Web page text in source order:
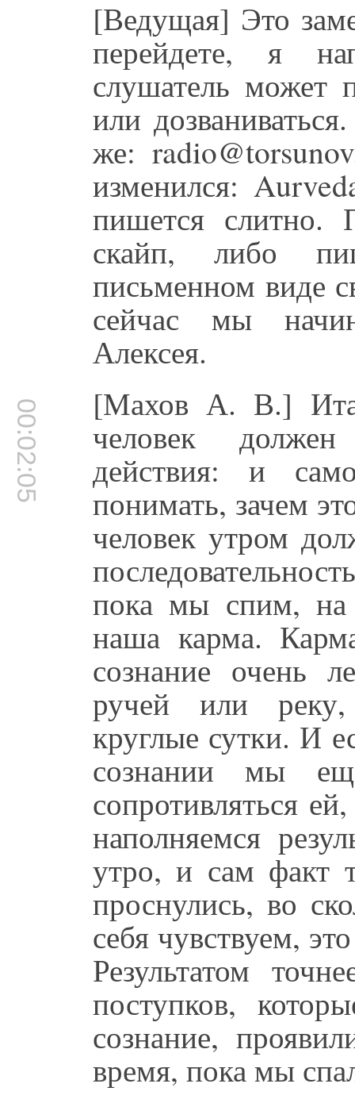
[Ведущая] Это
перейдете, я
слушатель может
или
же:
изменился:
пишется слитно.
скайп, либо
письменном виде
сейчас мы
Алексея.
00:02:05 [Махов А. В.]
человек
действия: и
понимать, зачем
человек утром
пока мы спим, на
наша карма.
сознание очень
ручей или реку,
круглые сутки. И
сознании мы
сопротивляться
наполняемся
утро, и сам факт
проснулись, во
себя чувствуем,
Результатом
поступков,
сознание,
время, пока мы